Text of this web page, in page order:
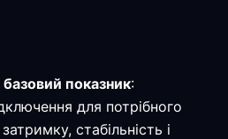
показник:
для потрібного
стабільність і